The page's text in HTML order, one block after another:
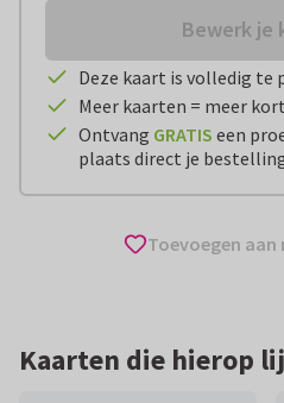
Bewerk je
Deze kaart is volledig te
Meer kaarten = meer
Ontvang GRATIS een
plaats direct je
Toevoegen
Kaarten die hierop